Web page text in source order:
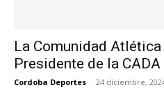
La Comunidad Atlética
Presidente de la CADA
Cordoba Deportes - 24 diciembre,